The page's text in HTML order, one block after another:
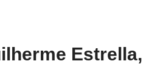
Estrella,